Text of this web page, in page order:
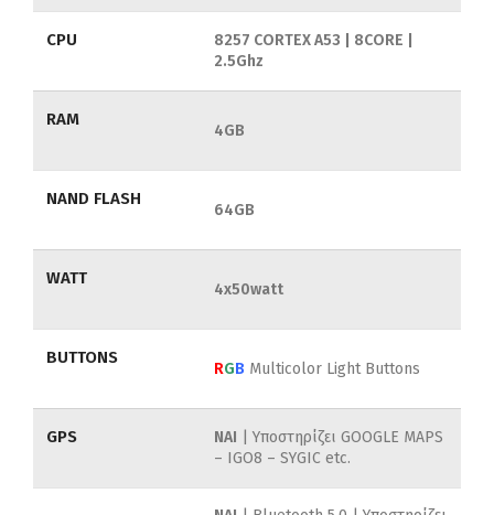
CPU
8257 CORTEX A53 | 8CORE |
2.5Ghz
RAM
4GB
NAND FLASH
64GB
WATT
4x50watt
BUTTONS
RGB Multicolor Light Buttons
GPS NAI | Υποστηρίζει GOOGLE MAPS
– IGO8 – SYGIC etc.